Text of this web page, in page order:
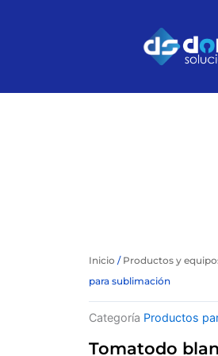
Inicio / Productos y
para sublimación
Categoría Productos
Tomatodo